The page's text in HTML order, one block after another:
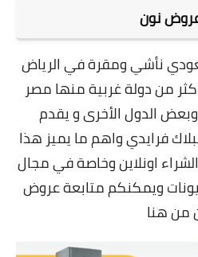
نون
نأشي ومقرة في الرياض
من دولة غربية منها مصر
الدول الأخرى و يقدم
فرايدي واهم ما يميز هذا
اونلاين وخاصة في مجال
ويمكنكم متابعة عروض
من هنا